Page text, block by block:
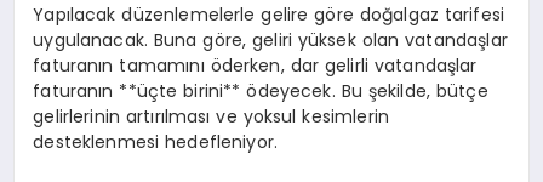
Yapılacak düzenlemelerle gelire göre doğalgaz tarifesi
uygulanacak. Buna göre, geliri yüksek olan vatandaşlar
faturanın tamamını öderken, dar gelirli vatandaşlar
faturanın **üçte birini** ödeyecek. Bu şekilde, bütçe
gelirlerinin artırılması ve yoksul kesimlerin
desteklenmesi hedefleniyor.